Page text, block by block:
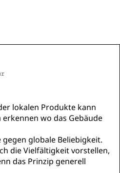
lokalen Produkte kann
wo das Gebäude
gegen globale Beliebigkeit.
die Vielfältigkeit vorstellen,
das Prinzip generell